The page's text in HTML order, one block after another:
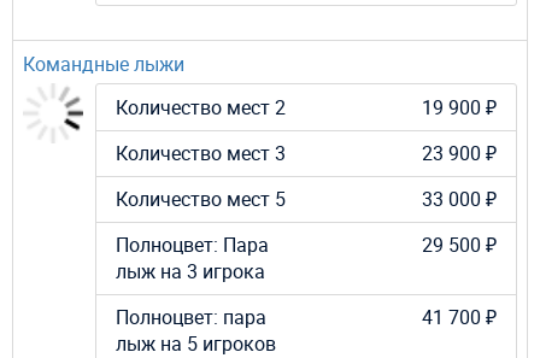
Командные лыжи
Количество мест 2
19 900 ₽
Количество мест 3
23 900 ₽
Количество мест 5
33 000 ₽
Полноцвет: Пара
лыж на 3 игрока
29 500 ₽
Полноцвет: пара
лыж на 5 игроков
41 700 ₽